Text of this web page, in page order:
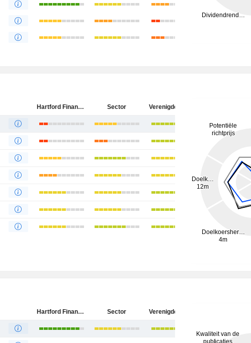
Hartford Financial Services Group (The), Inc. Sector Verenigde Staten
Hartford Financial Services Group (The), Inc. Sector Verenigde Staten